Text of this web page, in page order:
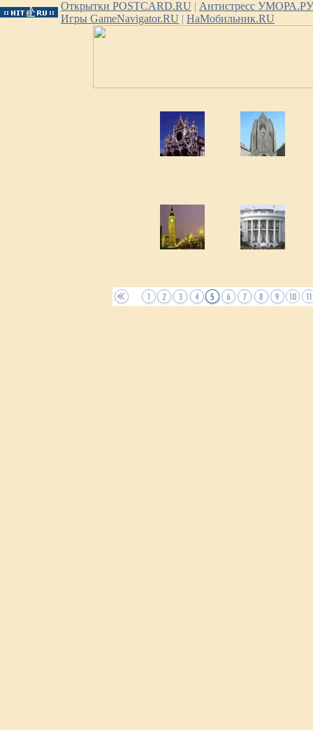
Открытки POSTCARD.RU | Антистресс УМОРА.РУ
Игры GameNavigator.RU | НаМобильник.RU